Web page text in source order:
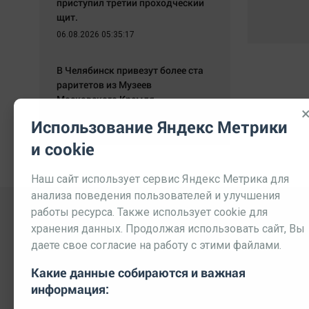
щит.
06.08.2026 05:35:17
В Челябинск привезут более ста
раритетов из Музеев
Московского Кремля.
×
Использование Яндекс Метрики
и cookie
Наш сайт использует сервис Яндекс Метрика для
анализа поведения пользователей и улучшения
работы ресурса. Также использует cookie для
хранения данных. Продолжая использовать сайт, Вы
даете свое согласие на работу с этими файлами.
Какие данные собираются и важная
информация: